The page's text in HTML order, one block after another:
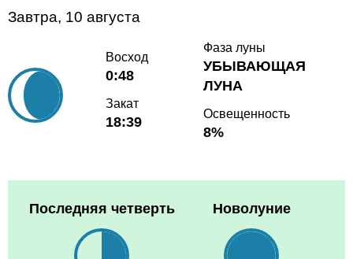
Завтра, 10 августа
Восход
0:48
Закат
18:39
Фаза луны
УБЫВАЮЩАЯ
ЛУНА
Освещенность
8%
Последняя четверть Новолуние